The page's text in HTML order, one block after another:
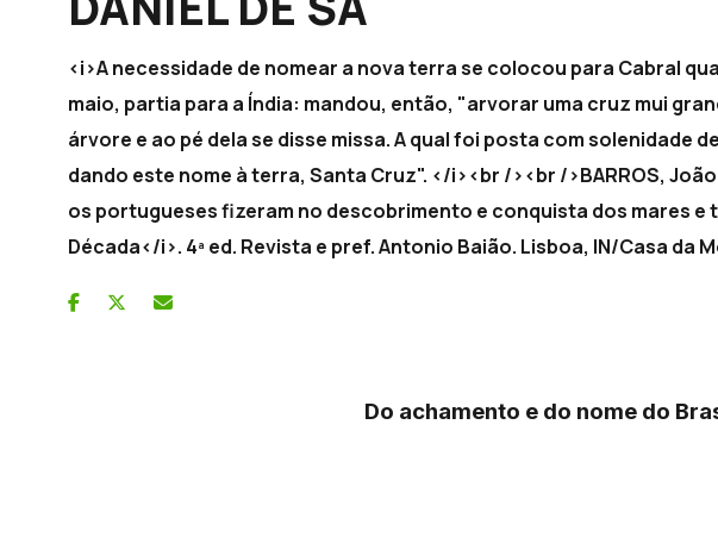
<i>A necessidade de nomear a nova terra se colocou para Cabral
maio, partia para a Índia: mandou, então, "arvorar uma cruz mui
árvore e ao pé dela se disse missa. A qual foi posta com solenidade
dando este nome à terra, Santa Cruz". </i><br /><br />BARROS,
os portugueses fizeram no descobrimento e conquista dos mares e
Década</i>. 4ª ed. Revista e pref. Antonio Baião. Lisboa, IN/Casa da
Do achamento e do nome do